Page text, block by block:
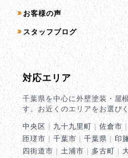
お客様の声
スタッフブログ
対応エリア
千葉県を中心に外壁塗装・屋
す。お近くのエリアをお選び
中央区 ｜ 九十九里町 ｜佐倉市
匝瑳市 ｜ 千葉市 ｜ 千葉県｜ 印
四街道市 ｜ 土浦市｜ 多古町 ｜